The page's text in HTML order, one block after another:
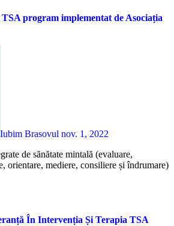
program implementat de Asociația
Iubim Brasovul nov. 1, 2022
orientare, mediere, consiliere și îndrumare)
În Intervenția Și Terapia TSA